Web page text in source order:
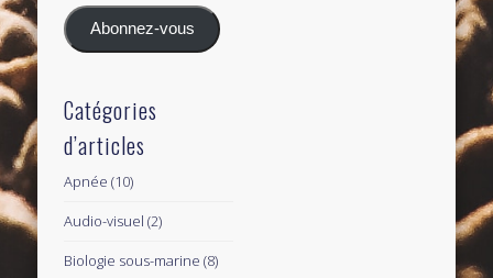
mail
Abonnez-vous
Catégories
d’articles
Apnée (10)
Audio-visuel (2)
Biologie sous-marine (8)